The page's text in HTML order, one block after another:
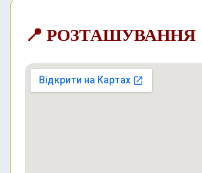
📍 РОЗТАШУВАННЯ